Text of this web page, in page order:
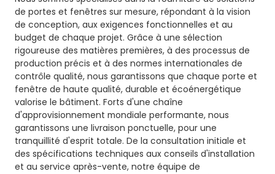
de portes et fenêtres sur mesure, répondant à la vision
de conception, aux exigences fonctionnelles et au
budget de chaque projet. Grâce à une sélection
rigoureuse des matières premières, à des processus de
production précis et à des normes internationales de
contrôle qualité, nous garantissons que chaque porte et
fenêtre de haute qualité, durable et écoénergétique
valorise le bâtiment. Forts d'une chaîne
d'approvisionnement mondiale performante, nous
garantissons une livraison ponctuelle, pour une
tranquillité d'esprit totale. De la consultation initiale et
des spécifications techniques aux conseils d'installation
et au service après-vente, notre équipe de